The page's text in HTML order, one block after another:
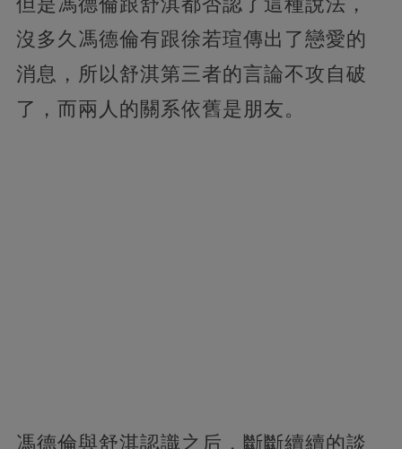
沒多久馮德倫有跟徐若瑄傳出了戀愛的
消息，所以舒淇第三者的言論不攻自破
了，而兩人的關系依舊是朋友。
馮德倫與舒淇認識之后，斷斷續續的談